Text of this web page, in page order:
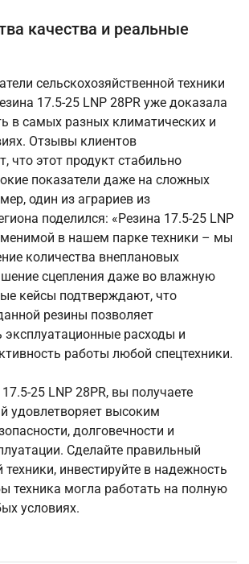
качества и реальные
сельскохозяйственной техники
17.5-25 LNP 28PR уже доказала
в самых разных климатических и
Отзывы клиентов
что этот продукт стабильно
показатели даже на сложных
один из аграриев из
поделился: «Резина 17.5-25 LNP
в нашем парке техники – мы
количества внеплановых
сцепления даже во влажную
кейсы подтверждают, что
резины позволяет
эксплуатационные расходы и
работы любой спецтехники.
25 LNP 28PR, вы получаете
удовлетворяет высоким
долговечности и
Сделайте правильный
инвестируйте в надежность
техника могла работать на полную
условиях.